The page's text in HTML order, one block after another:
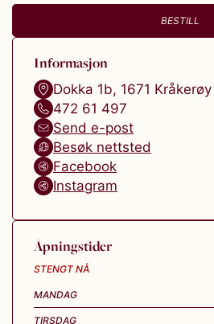
BESTILL
Informasjon
Dokka 1b, 1671 Kråkerøy
472 61 497
Send e-post
Besøk nettsted
Facebook
Instagram
Åpningstider
STENGT NÅ
MANDAG
TIRSDAG